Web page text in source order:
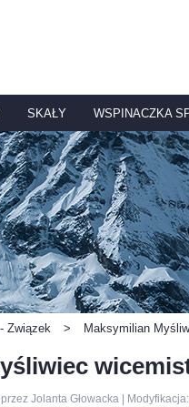
SKAŁY WSPINACZKA
Związek > Maksymilian
Jolanta Głowacka |